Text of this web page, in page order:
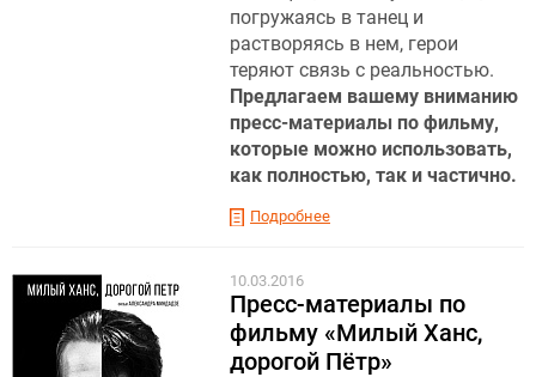
погружаясь в танец и
растворяясь в нем, герои
теряют связь с реальностью.
Предлагаем вашему вниманию
пресс-материалы по фильму,
которые можно использовать,
как полностью, так и частично.
Подробнее
10.03.2016
Пресс-материалы по
фильму «Милый Ханс,
дорогой Пётр»